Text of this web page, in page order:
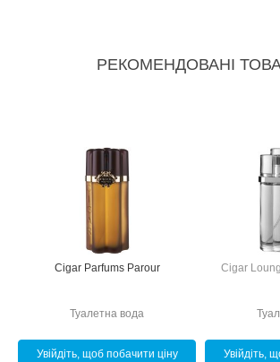
РЕКОМЕНДОВАНІ
Cigar Parfums Parour
Туалетна вода
Увійдіть, щоб побачити ціну
Cigar
Увійдіть,